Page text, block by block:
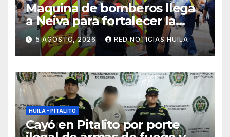
Maquina de bomberos llega
a Neiva para fortalecer la
asistencia en las
emergencias ocasionadas
por el fenómeno del niño
5 AGOSTO, 2026 RED NOTICIAS HUILA
HUILA - PITALITO
Cayó en Pitalito por porte